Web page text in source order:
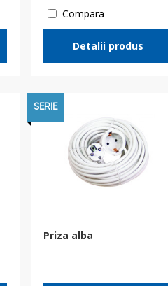
Compara
Detalii produs
SERIE
Priza alba